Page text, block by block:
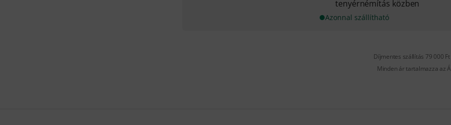
tenyérnémítás közben
Azonnal szállítható
Díjmentes szállítás 79 000
Minden ár tartalmazza az